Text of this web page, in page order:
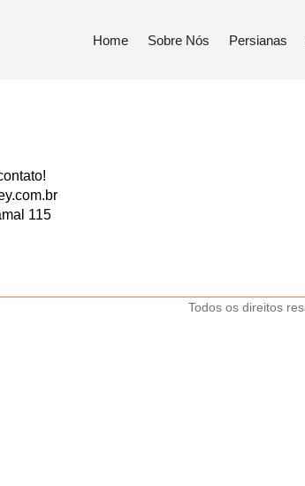
Home Sobre Nós Persianas
Kennedy
115
Todos os direitos